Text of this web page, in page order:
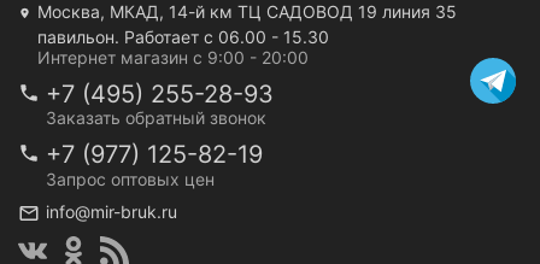
Москва, МКАД, 14-й км ТЦ САДОВОД 19 линия 35
павильон. Работает с 06.00 - 15.30
Интернет магазин с 9:00 - 20:00
+7 (495) 255-28-93
Заказать обратный звонок
+7 (977) 125-82-19
Запрос оптовых цен
info@mir-bruk.ru